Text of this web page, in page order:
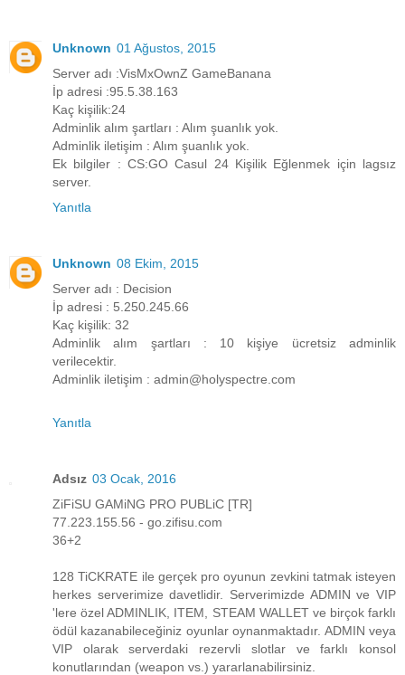
Unknown 01 Ağustos, 2015
Server adı :VisMxOwnZ GameBanana
İp adresi :95.5.38.163
Kaç kişilik:24
Adminlik alım şartları : Alım şuanlık yok.
Adminlik iletişim : Alım şuanlık yok.
Ek bilgiler : CS:GO Casul 24 Kişilik Eğlenmek için lagsız
server.
Yanıtla
Unknown 08 Ekim, 2015
Server adı : Decision
İp adresi : 5.250.245.66
Kaç kişilik: 32
Adminlik alım şartları : 10 kişiye ücretsiz adminlik
verilecektir.
Adminlik iletişim : admin@holyspectre.com
Yanıtla
Adsız 03 Ocak, 2016
ZiFiSU GAMiNG PRO PUBLiC [TR]
77.223.155.56 - go.zifisu.com
36+2
128 TiCKRATE ile gerçek pro oyunun zevkini tatmak isteyen
herkes serverimize davetlidir. Serverimizde ADMIN ve VIP
'lere özel ADMINLIK, ITEM, STEAM WALLET ve birçok farklı
ödül kazanabileceğiniz oyunlar oynanmaktadır. ADMIN veya
VIP olarak serverdaki rezervli slotlar ve farklı konsol
konutlarından (weapon vs.) yararlanabilirsiniz.